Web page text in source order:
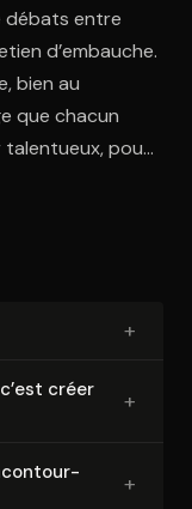
débats entre
d’embauche.
bien au
que chacun
pour
y
+
créer
+
+